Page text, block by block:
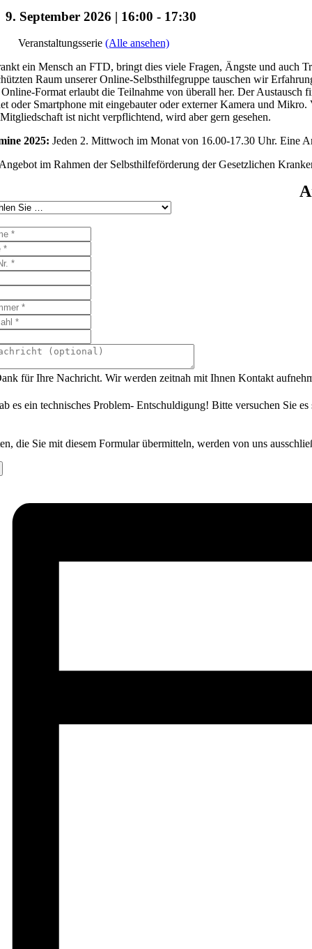
9. September 2026 | 16:00 - 17:30
Veranstaltungsserie (Alle ansehen)
ein Mensch an FTD, bringt dies viele Fragen, Ängste und auch
Raum unserer Online-Selbsthilfegruppe tauschen wir
Format erlaubt die Teilnahme von überall her. Der
oder Smartphone mit eingebauter oder externer Kamera und
ist nicht verpflichtend, wird aber gern gesehen.
2025: Jeden 2. Mittwoch im Monat von 16.00-17.30 Uhr. Eine
im Rahmen der Selbsthilfeförderung der Gesetzlichen
für Ihre Nachricht. Wir werden zeitnah mit Ihnen Kontakt
es ein technisches Problem- Entschuldigung! Bitte versuchen Sie
die Sie mit diesem Formular übermitteln, werden von uns